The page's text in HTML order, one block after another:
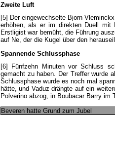
Zweite Luft
[5] Der eingewechselte Bjorn Vleminckx
erhöhen,als er im direkten Duell mit
Erstligist war bemüht, die Führung
auf Ne, der die Kugel über den
Spannende Schlussphase
[6]
Fünfzehn Minuten vor Schluss
gemacht zu haben. Der Treffer wurde
Schlussphase wurde es noch mal
hätte,und Vaduz drängte auf ein
Polverino abzog, in Boubacar Barry im
Beveren hatte Grund zum Jubel